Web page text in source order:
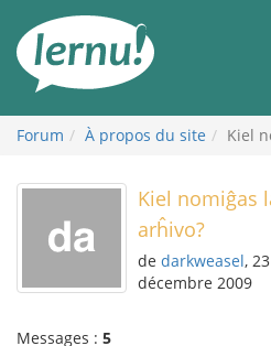
contenu
Forum À propos du site Kiel
Kiel nomiĝas
arĥivo?
de darkweasel, 23
décembre 2009
Messages : 5